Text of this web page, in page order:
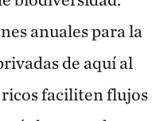
anuales para la
de aquí al
ricos faciliten flujos